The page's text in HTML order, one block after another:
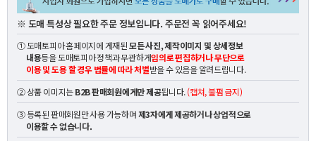
※ 도매 특성상 필요한 주문 정보입니다. 주문전 꼭 읽어주세요!
① 도매토피아 홈페이지에 게재된모든 사진, 제작이미지 및 상세정보
내용등을 도매토피아 정책과 무관하게임의로 편집하거나 무단으로
이용 및 도용 할 경우 법률에 따라 처벌받을 수 있음을 알려드립니다.
② 상품 이미지는B2B 판매회원에게만 제공됩니다.(캡쳐, 불펌 금지)
③ 등록된 판매회원만 사용 가능하며제3자에게 제공하거나 상업적으로
이용할 수 없습니다.